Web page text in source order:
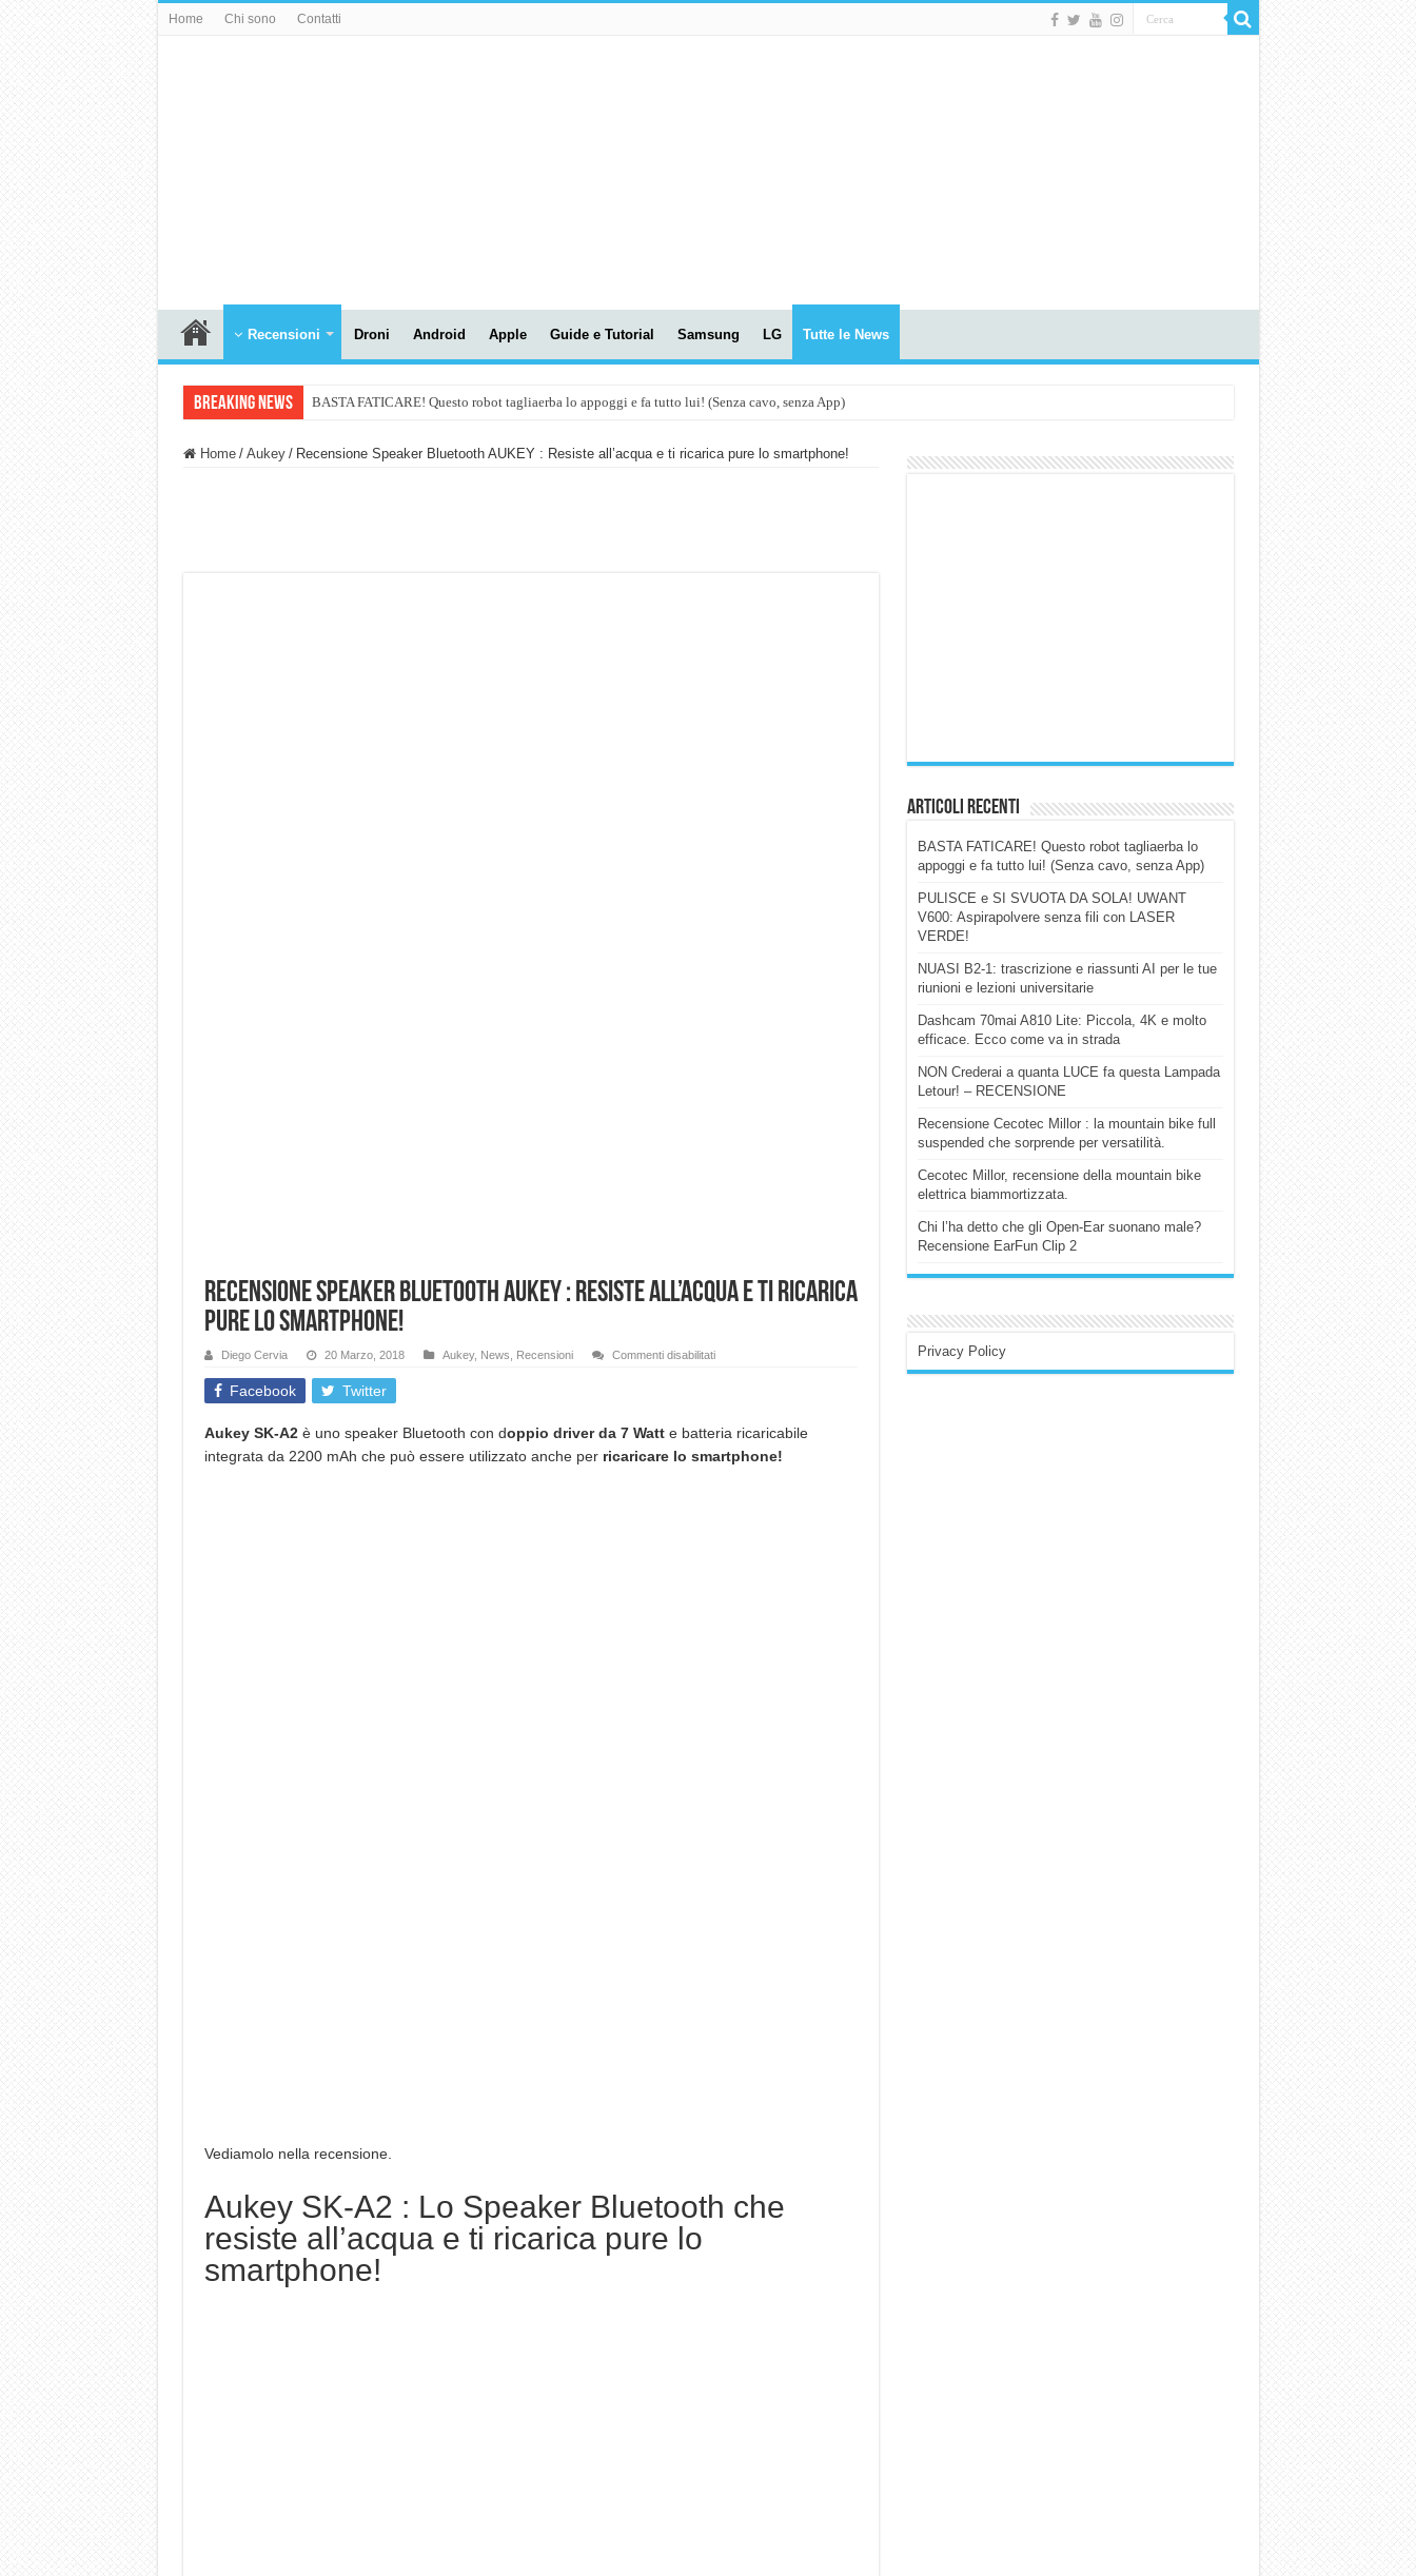
Home Chi sono Contatti
Recensioni Droni Android Apple Guide e Tutorial Samsung LG Tutte le News
Breaking News BASTA FATICARE! Questo robot tagliaerba lo appoggi e fa tutto lui! (Senza cavo, senza App)
Home / Aukey / Recensione Speaker Bluetooth AUKEY : Resiste all’acqua e ti ricarica pure lo smartphone!
Recensione Speaker Bluetooth AUKEY : Resiste all’acqua e ti ricarica
pure lo smartphone!
Diego Cervia 20 Marzo, 2018 Aukey, News Recensioni Commenti disabilitatisu
Resiste
all’acqua
e
Facebook Twitter
Aukey SK-A2è uno speaker Bluetooth con doppio driver da 7 Watte batteria ricaricabile
integrata da 2200 mAh che può essere utilizzato anche per ricaricare lo smartphone!
Vediamolo nella recensione.
Aukey SK-A2 : Lo Speaker Bluetooth che
resiste all’acqua e ti ricarica pure lo
smartphone!
Articoli Recenti
BASTA FATICARE! Questo robot tagliaerba lo
appoggi e fa tutto lui! (Senza cavo, senza App)
PULISCE e SI SVUOTA DA SOLA! UWANT
V600: Aspirapolvere senza fili con LASER
VERDE!
NUASI B2-1: trascrizione e riassunti AI per le tue
riunioni e lezioni universitarie
Dashcam 70mai A810 Lite: Piccola, 4K e molto
efficace. Ecco come va in strada
NON Crederai a quanta LUCE fa questa Lampada
Letour! – RECENSIONE
Recensione Cecotec Millor : la mountain bike full
suspended che sorprende per versatilità.
Cecotec Millor, recensione della mountain bike
elettrica biammortizzata.
Chi l’ha detto che gli Open-Ear suonano male?
Recensione EarFun Clip 2
Privacy Policy